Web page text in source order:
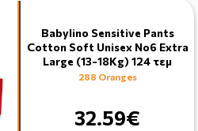
Babylino Sensitive Pants
Cotton Soft Unisex No6 Extra
Large (13-18Kg) 124 τεμ
288 Oranges
32.59€